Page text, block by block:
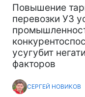
Повышение
перевозки УЗ
усугубит
факторов
СЕРГЕЙ НОВИКОВ